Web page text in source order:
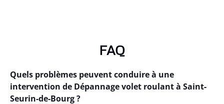
FAQ
Quels problèmes peuvent conduire à une
intervention de Dépannage volet roulant à Saint-
Seurin-de-Bourg ?